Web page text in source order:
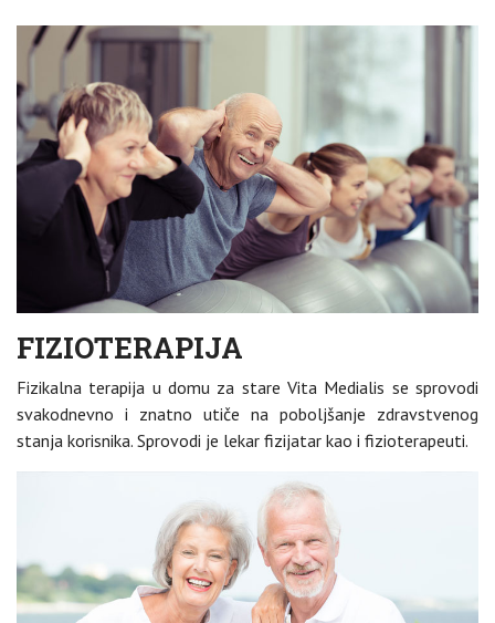
FIZIOTERAPIJA
Fizikalna terapija u domu za stare Vita Medialis se sprovodi
svakodnevno i znatno utiče na poboljšanje zdravstvenog
stanja korisnika. Sprovodi je lekar fizijatar kao i fizioterapeuti.